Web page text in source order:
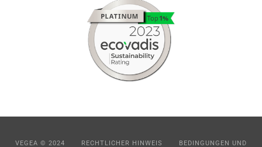
VEGEA © 2024 RECHTLICHER HINWEIS
BEDINGUNGEN UND